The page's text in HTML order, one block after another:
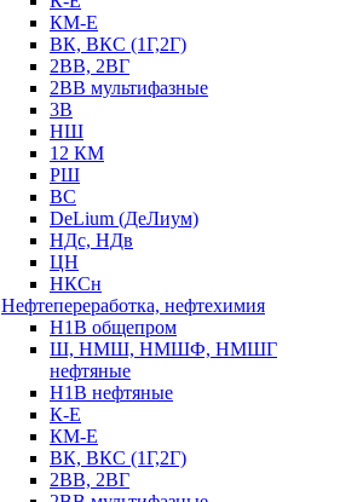
КМ-Е
ВК, ВКС (1Г,2Г)
2ВВ, 2ВГ
2ВВ мультифазные
3В
НШ
12 КМ
РШ
ВС
DeLium (ДеЛиум)
НДс, НДв
ЦН
НКСн
Нефтепереработка, нефтехимия
Н1В общепром
Ш, НМШ, НМШФ, НМШГ
нефтяные
Н1В нефтяные
К-Е
КМ-Е
ВК, ВКС (1Г,2Г)
2ВВ, 2ВГ